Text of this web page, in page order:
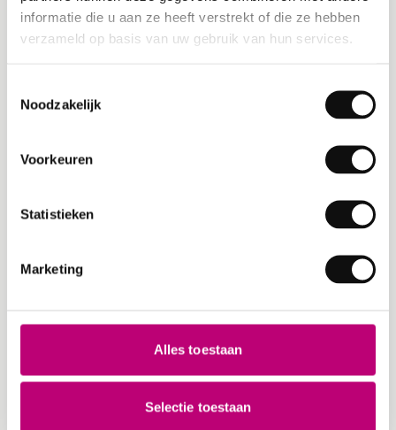
informatie die u aan ze heeft verstrekt of die ze hebben
verzameld op basis van uw gebruik van hun services.
Noodzakelijk
Voorkeuren
Statistieken
Marketing
Alles toestaan
Selectie toestaan
Unbegrenzte Fahrten & Rechnungen
Unbegrenzte Nutzer
SLA & dediziertes Onboarding